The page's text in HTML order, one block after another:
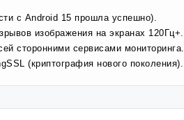
с Android 15 прошла успешно).
изображения на экранах 120Гц+.
сторонними сервисами мониторинга.
(криптография нового поколения).